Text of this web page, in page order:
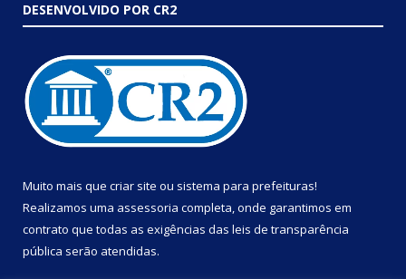
DESENVOLVIDO POR CR2
Muito mais que criar site ou sistema para prefeituras!
Realizamos uma assessoria completa, onde garantimos em
contrato que todas as exigências das leis de transparência
pública serão atendidas.